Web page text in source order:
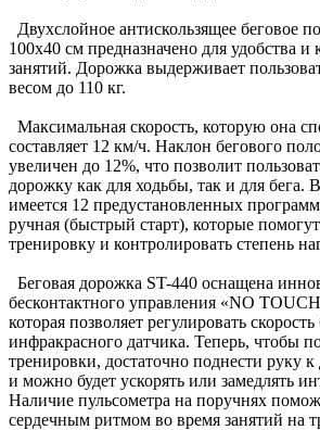
Двухслойное антискользящее беговое
100х40 см предназначено для удобства
занятий. Дорожка выдерживает
весом до 110 кг.
Максимальная скорость, которую она
составляет 12 км/ч. Наклон бегового
увеличен до 12%, что позволит
дорожку как для ходьбы, так и для бега.
имеется 12 предустановленных
ручная (быстрый старт), которые
тренировку и контролировать степень
Беговая дорожка ST-440 оснащена
бесконтактного управления «NO
которая позволяет регулировать
инфракрасного датчика. Теперь, чтобы
тренировки, достаточно поднести руку
и можно будет ускорять или замедлять
Наличие пульсометра на поручнях
сердечным ритмом во время занятий на